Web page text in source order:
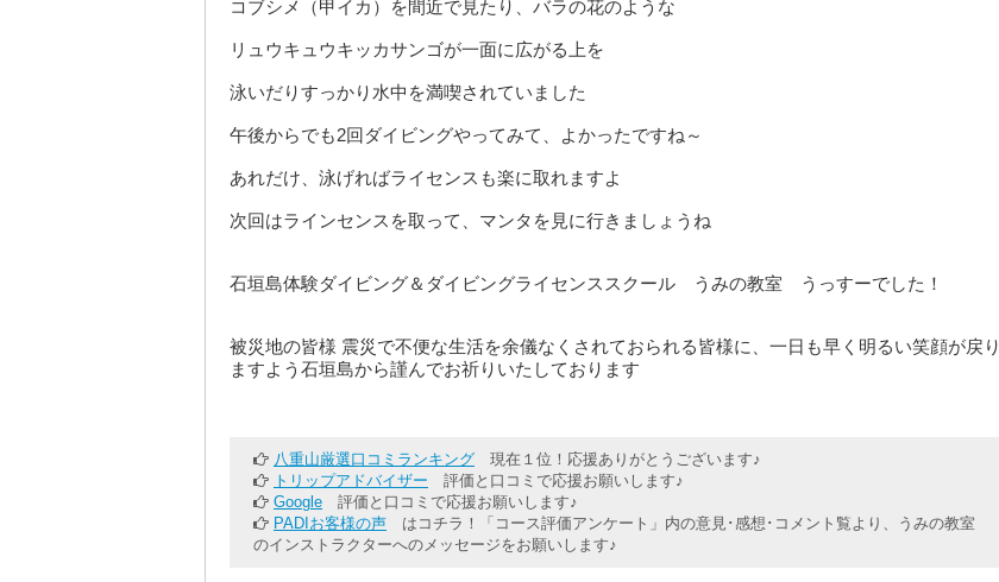
コブシメ（甲イカ）を間近で見たり、バラの花のような
リュウキュウキッカサンゴが一面に広がる上を
泳いだりすっかり水中を満喫されていました
午後からでも2回ダイビングやってみて、よかったですね～
あれだけ、泳げればライセンスも楽に取れますよ
次回はラインセンスを取って、マンタを見に行きましょうね
石垣島体験ダイビング＆ダイビングライセンススクール うみの教室 うっすーでした！
被災地の皆様 震災で不便な生活を余儀なくされておられる皆様に、一日も早く明るい笑顔が戻り
ますよう石垣島から謹んでお祈りいたしております
八重山厳選口コミランキング 現在１位！応援ありがとうございます♪
トリップアドバイザー 評価と口コミで応援お願いします♪
Google 評価と口コミで応援お願いします♪
PADIお客様の声 はコチラ！「コース評価アンケート」内の意見･感想･コメント覧より、うみの教室
のインストラクターへのメッセージをお願いします♪